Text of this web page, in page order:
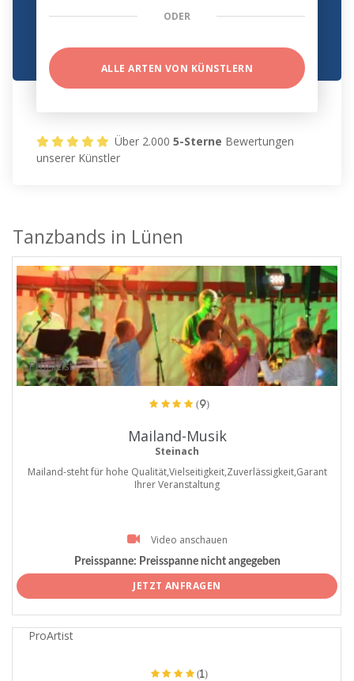
ODER
ALLE ARTEN VON KÜNSTLERN
Über 2.0005-Sterne Bewertungen
unserer Künstler
Tanzbands in Lünen
ProArtist
(9)
Mailand-Musik
Steinach
Mailand-steht für hohe Qualität,Vielseitigkeit,Zuverlässigkeit,Garant
Ihrer Veranstaltung
Video anschauen
Preisspanne: Preisspanne nicht angegeben
JETZT ANFRAGEN
ProArtist
(1)